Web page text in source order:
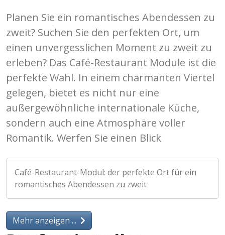
Planen Sie ein romantisches Abendessen zu
zweit? Suchen Sie den perfekten Ort, um
einen unvergesslichen Moment zu zweit zu
erleben? Das Café-Restaurant Module ist die
perfekte Wahl. In einem charmanten Viertel
gelegen, bietet es nicht nur eine
außergewöhnliche internationale Küche,
sondern auch eine Atmosphäre voller
Romantik. Werfen Sie einen Blick
Café-Restaurant-Modul: der perfekte Ort für ein
romantisches Abendessen zu zweit
Mehr anzeigen ...